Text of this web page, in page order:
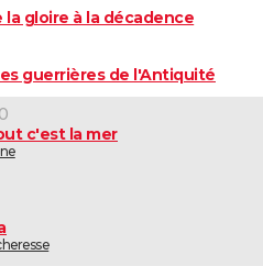
la gloire à la décadence
guerrières de l'Antiquité
c'est la mer